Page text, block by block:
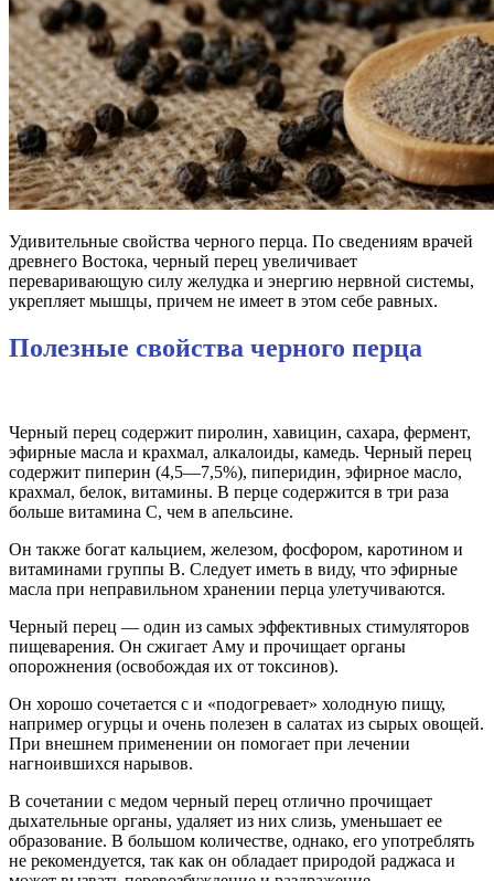
Удивительные свойства черного перца. По сведениям врачей
древнего Востока, черный перец увеличивает
переваривающую силу желудка и энергию нервной системы,
укрепляет мышцы, причем не имеет в этом себе равных.
Полезные свойства черного перца
Черный перец содержит пиролин, хавицин, сахара, фермент,
эфирные масла и крахмал, алкалоиды, камедь. Черный перец
содержит пиперин (4,5—7,5%), пиперидин, эфирное масло,
крахмал, белок, витамины. В перце содержится в три раза
больше витамина С, чем в апельсине.
Он также богат кальцием, железом, фосфором, каротином и
витаминами группы В. Следует иметь в виду, что эфирные
масла при неправильном хранении перца улетучиваются.
Черный перец — один из самых эффективных стимуляторов
пищеварения. Он сжигает Аму и прочищает органы
опорожнения (освобождая их от токсинов).
Он хорошо сочетается с и «подогревает» холодную пищу,
например огурцы и очень полезен в салатах из сырых овощей.
При внешнем применении он помогает при лечении
нагноившихся нарывов.
В сочетании с медом черный перец отлично прочищает
дыхательные органы, удаляет из них слизь, уменьшает ее
образование. В большом количестве, однако, его употреблять
не рекомендуется, так как он обладает природой раджаса и